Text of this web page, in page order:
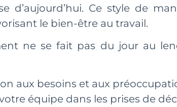
d’aujourd’hui. Ce style de
le bien-être au travail.
ne se fait pas du jour au
aux besoins et aux
équipe dans les prises de